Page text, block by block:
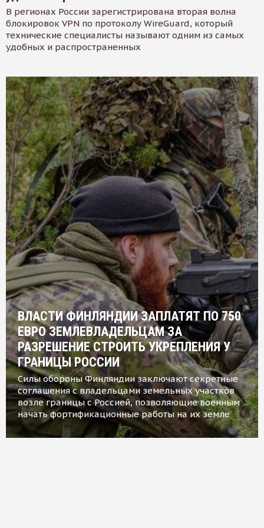
В регионах России зарегистрирована вторая волна
блокировок VPN по протоколу WireGuard, который
технические специалисты называют одним из самых
удобных и распространенных
ВЛАСТИ ФИНЛЯНДИИ ЗАПЛАТЯТ ПО 750
ЕВРО ЗЕМЛЕВЛАДЕЛЬЦАМ ЗА
РАЗРЕШЕНИЕ СТРОИТЬ УКРЕПЛЕНИЯ У
ГРАНИЦЫ РОССИИ
Силы обороны Финляндии заключают секретные
соглашения с владельцами земельных участков
возле границы с Россией, позволяющие военным
начать фортификационные работы на их земле